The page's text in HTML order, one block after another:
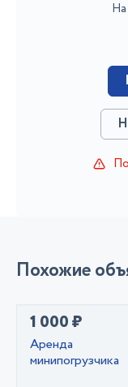
На
Похожие
1 000 ₽
Аренда
минипогрузчика